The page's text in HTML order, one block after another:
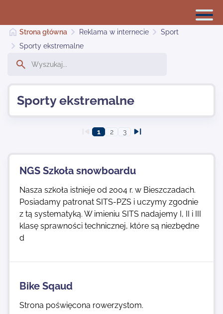
Dodaj stronę
Strona główna Reklama w internecie
Sport
Sporty ekstremalne
Sporty ekstremalne
1 2 3
NGS Szkoła snowboardu
Nasza szkoła istnieje od 2004 r. w Bieszczadach.
Posiadamy patronat SITS-PZS i uczymy zgodnie
z tą systematyką. W imieniu SITS nadajemy I, II i III
klasę sprawności technicznej, które są niezbędne
d
Bike Sqaud
Strona poświęcona rowerzystom.